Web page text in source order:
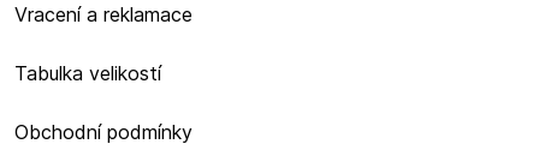
Vracení a reklamace
Tabulka velikostí
Obchodní podmínky